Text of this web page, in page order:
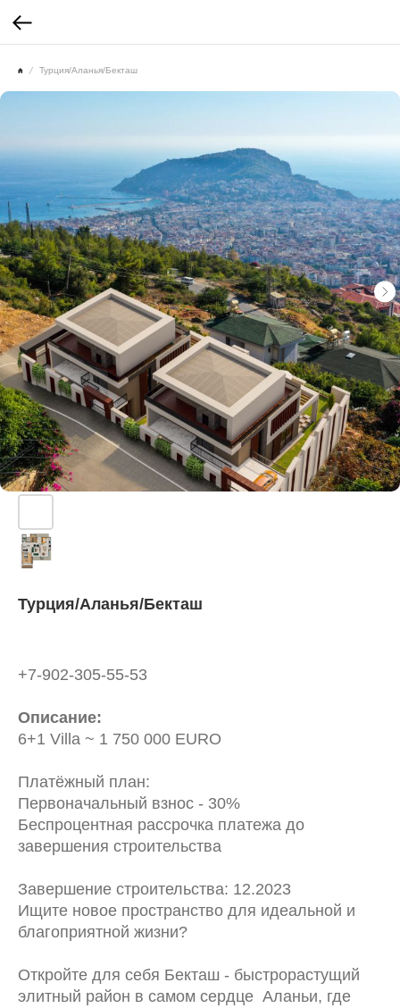
Турция/Аланья/Бекташ
Турция/Аланья/Бекташ
+7-902-305-55-53
Описание:
6+1 Villa ~ 1 750 000 EURO
Платёжный план:
Первоначальный взнос - 30%
Беспроцентная рассрочка платежа до
завершения строительства
Завершение строительства: 12.2023
Ищите новое пространство для идеальной и
благоприятной жизни?
Откройте для себя Бекташ - быстрорастущий
элитный район в самом сердце Аланьи, где